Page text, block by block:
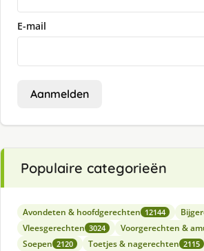
E-mail
Aanmelden
Populaire categorieën
Avondeten & hoofdgerechten 12144
Vleesgerechten 3024 Voorgerechten &
Soepen 2120 Toetjes & nagerechten 2115